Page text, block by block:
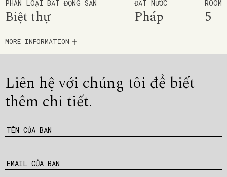
PHÂN LOẠI BẤT ĐỘNG SẢN
Biệt thự
ĐẤT NƯỚC
Pháp
ROOM
5
MORE INFORMATION
Liên hệ với chúng tôi để biết
thêm chi tiết.
TÊN CỦA BẠN
EMAIL CỦA BẠN